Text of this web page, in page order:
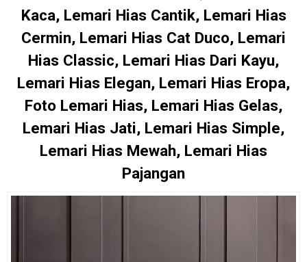
Kaca, Lemari Hias Cantik, Lemari Hias
Cermin, Lemari Hias Cat Duco, Lemari
Hias Classic, Lemari Hias Dari Kayu,
Lemari Hias Elegan, Lemari Hias Eropa,
Foto Lemari Hias, Lemari Hias Gelas,
Lemari Hias Jati, Lemari Hias Simple,
Lemari Hias Mewah, Lemari Hias
Pajangan